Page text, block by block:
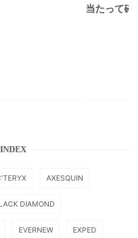
当たって砕
AXESQUIN
DIAMOND
EVERNEW EXPED